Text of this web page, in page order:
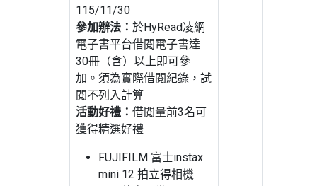
115/11/30
參加辦法： 於HyRead凌網
電子書平台借閱電子書達
30冊（含）以上即可參
加。須為實際借閱紀錄，試
閱不列入計算
活動好禮： 借閱量前3名可
獲得精選好禮
FUJIFILM 富士instax
mini 12 拍立得相機